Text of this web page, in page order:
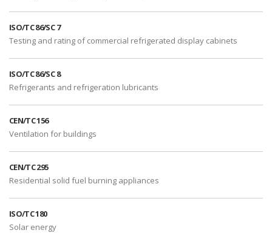
ISO/TC 86/SC 7
Testing and rating of commercial refrigerated display cabinets
ISO/TC 86/SC 8
Refrigerants and refrigeration lubricants
CEN/TC 156
Ventilation for buildings
CEN/TC 295
Residential solid fuel burning appliances
ISO/TC 180
Solar energy